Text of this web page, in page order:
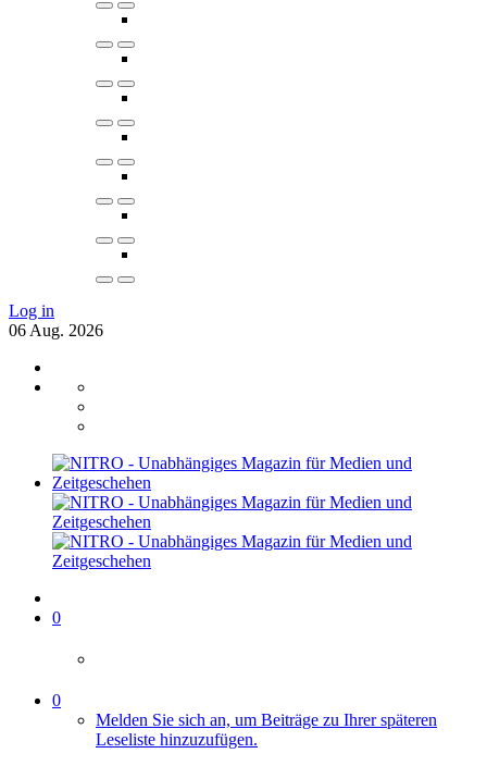
Log in
06 Aug. 2026
0
0
Melden Sie sich an, um Beiträge zu Ihrer späteren
Leseliste hinzuzufügen.